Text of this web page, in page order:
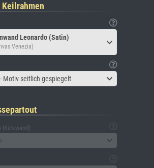
Leonardo (Satin)
Venezia)
Motiv seitlich gespiegelt